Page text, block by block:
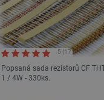
5 (17)
Popsaná sada rezistorů CF
1 / 4W - 330ks.
critData
critAccountId